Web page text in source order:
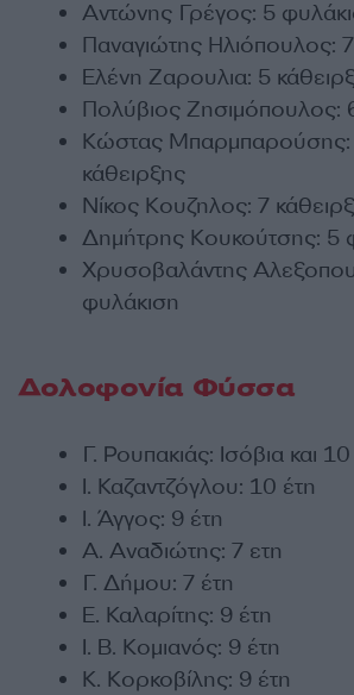
Αντώνης Γρέγος: 5
Παναγιώτης Ηλιόπουλος:
Ελένη Ζαρουλια: 5
Πολύβιος Ζησιμόπουλος:
Κώστας Μπαρμπαρούσης:
κάθειρξης
Νίκος Κουζηλος: 7
Δημήτρης Κουκούτσης: 5
Χρυσοβαλάντης
φυλάκιση
Δολοφονία Φύσσα
Γ. Ρουπακιάς: Ισόβια και
Ι. Καζαντζόγλου: 10 έτη
Ι. Άγγος: 9 έτη
Α. Αναδιώτης: 7 ετη
Γ. Δήμου: 7 έτη
Ε. Καλαρίτης: 9 έτη
Ι. Β. Κομιανός: 9 έτη
Κ. Κορκοβίλης: 9 έτη